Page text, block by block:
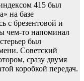
415 был
на базе
с брезентовой и
чем-то напоминал
был
Советский
сразу двумя
коробкой передач.